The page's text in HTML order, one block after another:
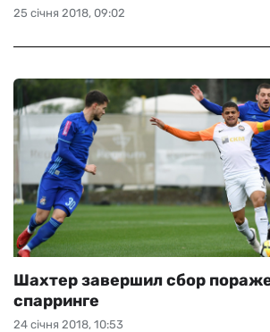
25 січня 2018, 09:02
24 січня 2018, 10:53
Шахтер завершил сбор
спарринге